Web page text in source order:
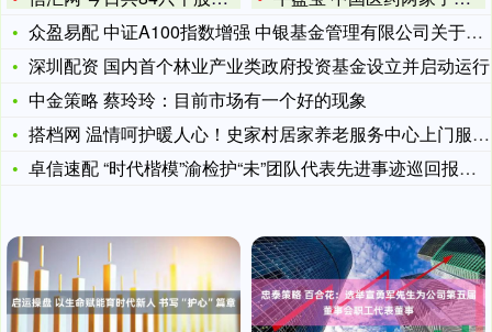
众盈易配 中证A100指数增强 中银基金管理有限公司关于更新
深圳配资 国内首个林业产业类政府投资基金设立并启动运行
中金策略 蔡玲玲：目前市场有一个好的现象
搭档网 温情呵护暖人心！史家村居家养老服务中心上门服务纪实
卓信速配 “时代楷模”渝检护“未”团队代表先进事迹巡回报告会